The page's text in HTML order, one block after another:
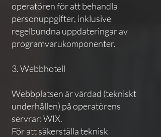
operatören för att behandla
personuppgifter, inklusive
regelbundna uppdateringar av
programvarukomponenter.
3. Webbhotell
Webbplatsen är värdad (tekniskt
underhållen) på operatörens
servrar: WIX.
För att säkerställa teknisk